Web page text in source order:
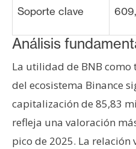
Soporte clave
Análisis
La utilidad de BNB
del ecosistema Binance
capitalización de 85,83
refleja una valoración
pico de 2025. La